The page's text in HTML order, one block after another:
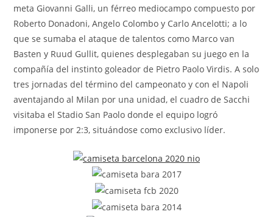
meta Giovanni Galli, un férreo mediocampo compuesto por
Roberto Donadoni, Angelo Colombo y Carlo Ancelotti; a lo
que se sumaba el ataque de talentos como Marco van
Basten y Ruud Gullit, quienes desplegaban su juego en la
compañía del instinto goleador de Pietro Paolo Virdis. A solo
tres jornadas del término del campeonato y con el Napoli
aventajando al Milan por una unidad, el cuadro de Sacchi
visitaba el Stadio San Paolo donde el equipo logró
imponerse por 2:3, situándose como exclusivo líder.